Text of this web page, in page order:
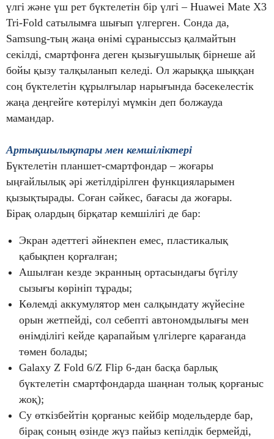
үлгі және үш рет бүктелетін бір үлгі – Huawei Mate X3
Tri-Fold сатылымға шығып үлгерген. Сонда да,
Samsung-тың жаңа өнімі сұраныссыз қалмайтын
секілді, смартфонға деген қызығушылық бірнеше ай
бойы қызу талқыланып келеді. Ол жарыққа шыққан
соң бүктелетін құрылғылар нарығында бәсекелестік
жаңа деңгейге көтерілуі мүмкін деп болжауда
мамандар.
Артықшылықтары мен кемшіліктері
Бүктелетін планшет-смартфондар – жоғары
ыңғайлылық әрі жетілдірілген функцияларымен
қызықтырады. Соған сәйкес, бағасы да жоғары.
Бірақ олардың бірқатар кемшілігі де бар:
Экран әдеттегі әйнекпен емес, пластикалық
қабықпен қорғалған;
Ашылған кезде экранның ортасындағы бүгілу
сызығы көрініп тұрады;
Көлемді аккумулятор мен салқындату жүйесіне
орын жетпейді, сол себепті автономдылығы мен
өнімділігі кейде қарапайым үлгілерге қарағанда
төмен болады;
Galaxy Z Fold 6/Z Flip 6-дан басқа барлық
бүктелетін смартфондарда шаңнан толық қорғаныс
жоқ);
Су өткізбейтін қорғаныс кейбір модельдерде бар,
бірақ соның өзінде жүз пайыз кепілдік бермейді,